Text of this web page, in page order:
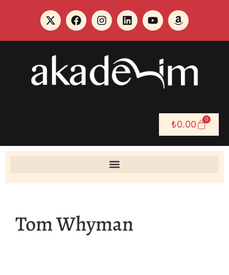
₺0.00 0
Tom Whyman